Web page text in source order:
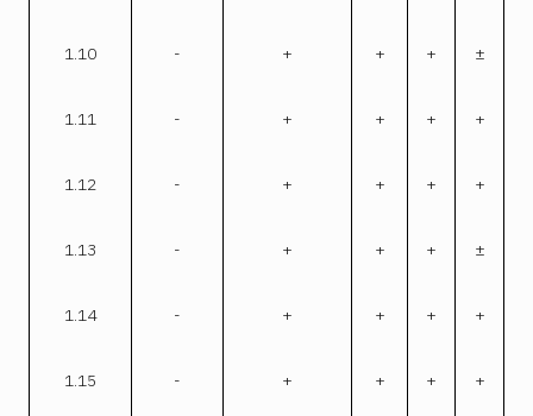
1.10 - + + + ±
1.11 - + + + +
1.12 - + + + +
1.13 - + + + ±
1.14 - + + + +
1.15 - + + + +